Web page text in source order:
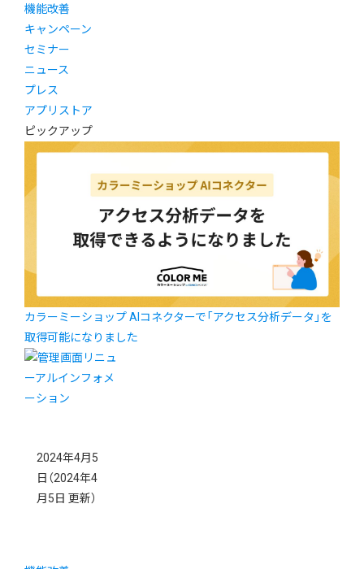
機能改善
キャンペーン
セミナー
ニュース
プレス
アプリストア
ピックアップ
カラーミーショップ AIコネクターで「アクセス分析データ」を
取得可能になりました
2024年4月5
日 （2024年4
月5日 更新）